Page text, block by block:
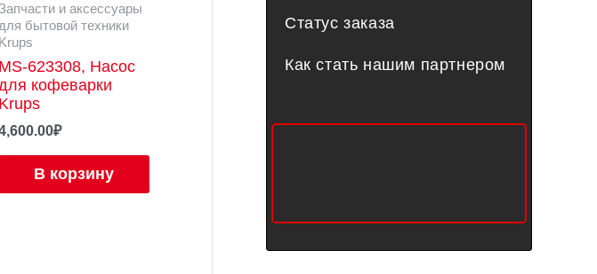
Запчасти и аксессуары
для бытовой техники
Krups
MS-623308, Насос
кофеварки
Krups
₽
В корзину
Статус заказа
Как стать нашим партнером